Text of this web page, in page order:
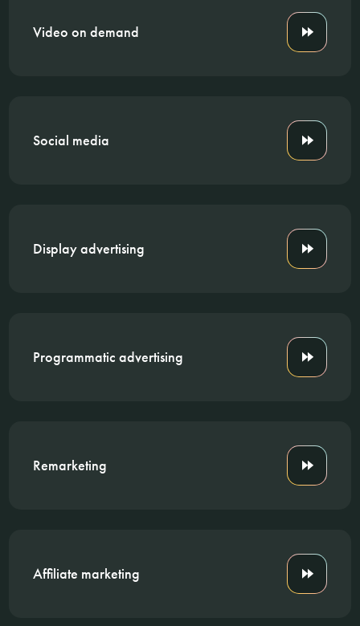
Video on demand
Social media
Display advertising
Programmatic advertising
Remarketing
Affiliate marketing